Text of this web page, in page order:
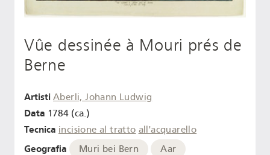
Vûe dessinée à Mouri prés de
Berne
Artisti Aberli, Johann Ludwig
Data 1784 (ca.)
Tecnica incisione al tratto all'acquarello
Geografia Muri bei Bern
Aar